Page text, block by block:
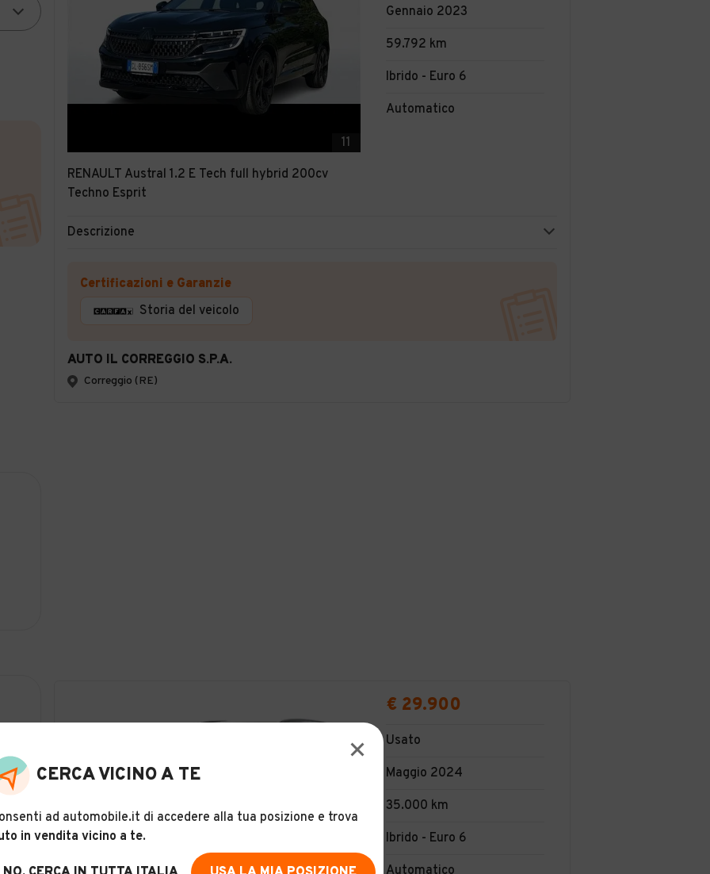
11
RENAULT Austral 1.2 E Tech full hybrid 200cv
Techno Esprit
Gennaio 2023
59.792 km
Ibrido - Euro 6
Automatico
Descrizione
Certificazioni e Garanzie
Storia del veicolo
AUTO IL CORREGGIO S.P.A.
Correggio (RE)
€ 29.900
Usato
Maggio 2024
35.000 km
Ibrido - Euro 6
Automatico
CERCA VICINO A TE
ad automobile.it di accedere alla tua posizione e trova
in vendita vicino a te.